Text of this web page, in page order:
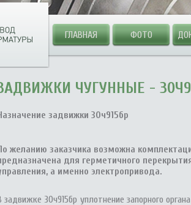
ГЛАВНАЯ ФОТО
ЧУГУННЫЕ -
задвижки 30ч915бр
желанию заказчика возможна
для герметичного
а именно электропривода.
задвижке 30ч915бр уплотнение запорного